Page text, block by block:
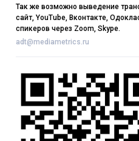
Так же возможно выведение
сайт, YouTube, Вконтакте,
спикеров через Zoom, Skype.
adt@mediametrics.ru